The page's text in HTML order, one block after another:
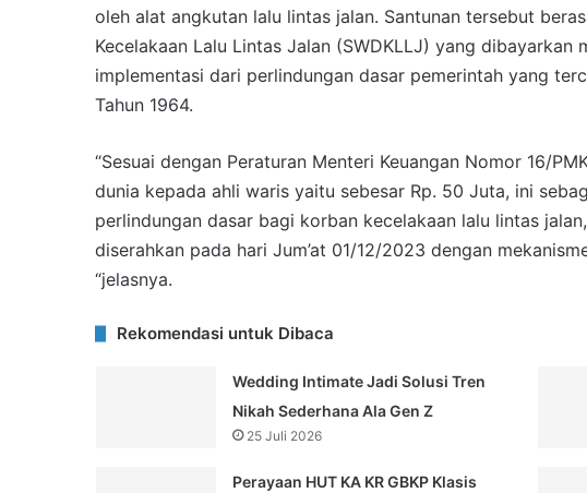
oleh alat angkutan lalu lintas jalan. Santunan tersebut
Kecelakaan Lalu Lintas Jalan (SWDKLLJ) yang
implementasi dari perlindungan dasar pemerintah yang
Tahun 1964.
“Sesuai dengan Peraturan Menteri Keuangan Nomor 16/
dunia kepada ahli waris yaitu sebesar Rp. 50 Juta, ini
perlindungan dasar bagi korban kecelakaan lalu lintas
diserahkan pada hari Jum’at 01/12/2023 dengan
“jelasnya.
Rekomendasi untuk Dibaca
Wedding Intimate Jadi Solusi Tren
Nikah Sederhana Ala Gen Z
25 Juli 2026
Perayaan HUT KA KR GBKP Klasis